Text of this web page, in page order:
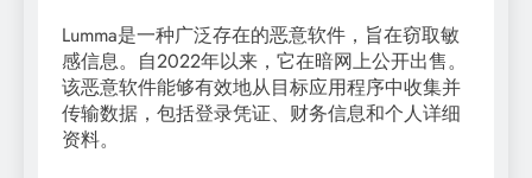
Lumma是一种广泛存在的恶意软件，旨在窃取敏
感信息。自2022年以来，它在暗网上公开出售。
该恶意软件能够有效地从目标应用程序中收集并
传输数据，包括登录凭证、财务信息和个人详细
资料。